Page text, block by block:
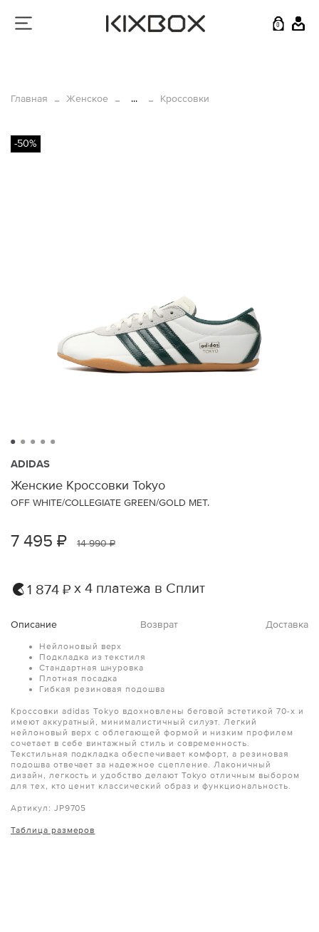
0
Главная Женское ... Кроссовки
-50%
ADIDAS
Женские Кроссовки Tokyo
OFF WHITE/COLLEGIATE GREEN/GOLD MET.
7 495 ₽ 14 990 ₽
1 874 ₽ х 4 платежа в Сплит
Описание Возврат Доставка
Нейлоновый верх
Подкладка из текстиля
Стандартная шнуровка
Плотная посадка
Гибкая резиновая подошва
Кроссовки adidas Tokyo вдохновлены беговой эстетикой 70-х и
имеют аккуратный, минималистичный силуэт. Легкий
нейлоновый верх с облегающей формой и низким профилем
сочетает в себе винтажный стиль и современность.
Текстильная подкладка обеспечивает комфорт, а резиновая
подошва отвечает за надежное сцепление. Лаконичный
дизайн, легкость и удобство делают Tokyo отличным выбором
для тех, кто ценит классический образ и функциональность.
Артикул: JP9705
Таблица размеров